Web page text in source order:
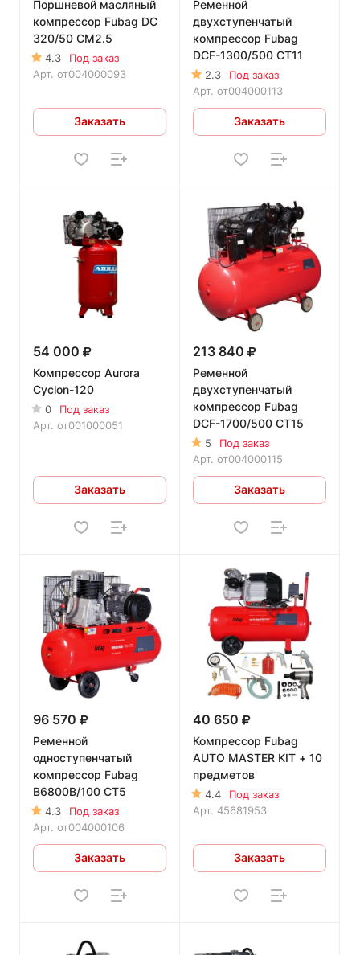
Поршневой масляный
компрессор Fubag DС
320/50 CM2.5
4.3
Под заказ
Арт. от004000093
Заказать
Ременной
двухступенчатый
компрессор Fubag
DCF-1300/500 CT11
2.3
Под заказ
Арт. от004000113
Заказать
54 000
Компрессор Aurora
Cyclon-120
0
Под заказ
Арт. от001000051
Заказать
213 840
Ременной
двухступенчатый
компрессор Fubag
DCF-1700/500 CT15
5
Под заказ
Арт. от004000115
Заказать
96 570
Ременной
одноступенчатый
компрессор Fubag
B6800B/100 CT5
4.3
Под заказ
Арт. от004000106
Заказать
40 650
Компрессор Fubag
AUTO MASTER KIT + 10
предметов
4.4
Под заказ
Арт. 45681953
Заказать